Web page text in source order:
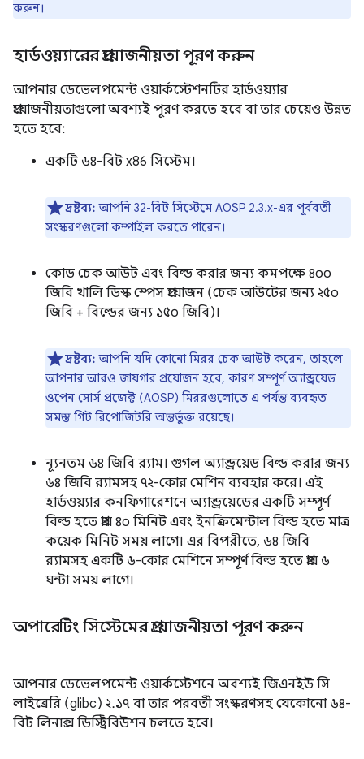
করুন।
হার্ডওয়্যারের প্রয়োজনীয়তা পূরণ করুন
আপনার ডেভেলপমেন্ট ওয়ার্কস্টেশনটির হার্ডওয়্যার
প্রয়োজনীয়তাগুলো অবশ্যই পূরণ করতে হবে বা তার চেয়েও উন্নত
হতে হবে:
একটি ৬৪-বিট x86 সিস্টেম।
দ্রষ্টব্য: আপনি 32-বিট সিস্টেমে AOSP 2.3.x-এর পূর্ববর্তী
সংস্করণগুলো কম্পাইল করতে পারেন।
কোড চেক আউট এবং বিল্ড করার জন্য কমপক্ষে ৪০০
জিবি খালি ডিস্ক স্পেস প্রয়োজন (চেক আউটের জন্য ২৫০
জিবি + বিল্ডের জন্য ১৫০ জিবি)।
দ্রষ্টব্য: আপনি যদি কোনো মিরর চেক আউট করেন, তাহলে
আপনার আরও জায়গার প্রয়োজন হবে, কারণ সম্পূর্ণ অ্যান্ড্রয়েড
ওপেন সোর্স প্রজেক্ট (AOSP) মিররগুলোতে এ পর্যন্ত ব্যবহৃত
সমস্ত গিট রিপোজিটরি অন্তর্ভুক্ত রয়েছে।
ন্যূনতম ৬৪ জিবি র‍্যাম। গুগল অ্যান্ড্রয়েড বিল্ড করার জন্য
৬৪ জিবি র‍্যামসহ ৭২-কোর মেশিন ব্যবহার করে। এই
হার্ডওয়্যার কনফিগারেশনে অ্যান্ড্রয়েডের একটি সম্পূর্ণ
বিল্ড হতে প্রায় ৪০ মিনিট এবং ইনক্রিমেন্টাল বিল্ড হতে মাত্র
কয়েক মিনিট সময় লাগে। এর বিপরীতে, ৬৪ জিবি
র‍্যামসহ একটি ৬-কোর মেশিনে সম্পূর্ণ বিল্ড হতে প্রায় ৬
ঘন্টা সময় লাগে।
অপারেটিং সিস্টেমের প্রয়োজনীয়তা পূরণ করুন
আপনার ডেভেলপমেন্ট ওয়ার্কস্টেশনে অবশ্যই জিএনইউ সি
লাইব্রেরি (glibc) ২.১৭ বা তার পরবর্তী সংস্করণসহ যেকোনো ৬৪-
বিট লিনাক্স ডিস্ট্রিবিউশন চলতে হবে।